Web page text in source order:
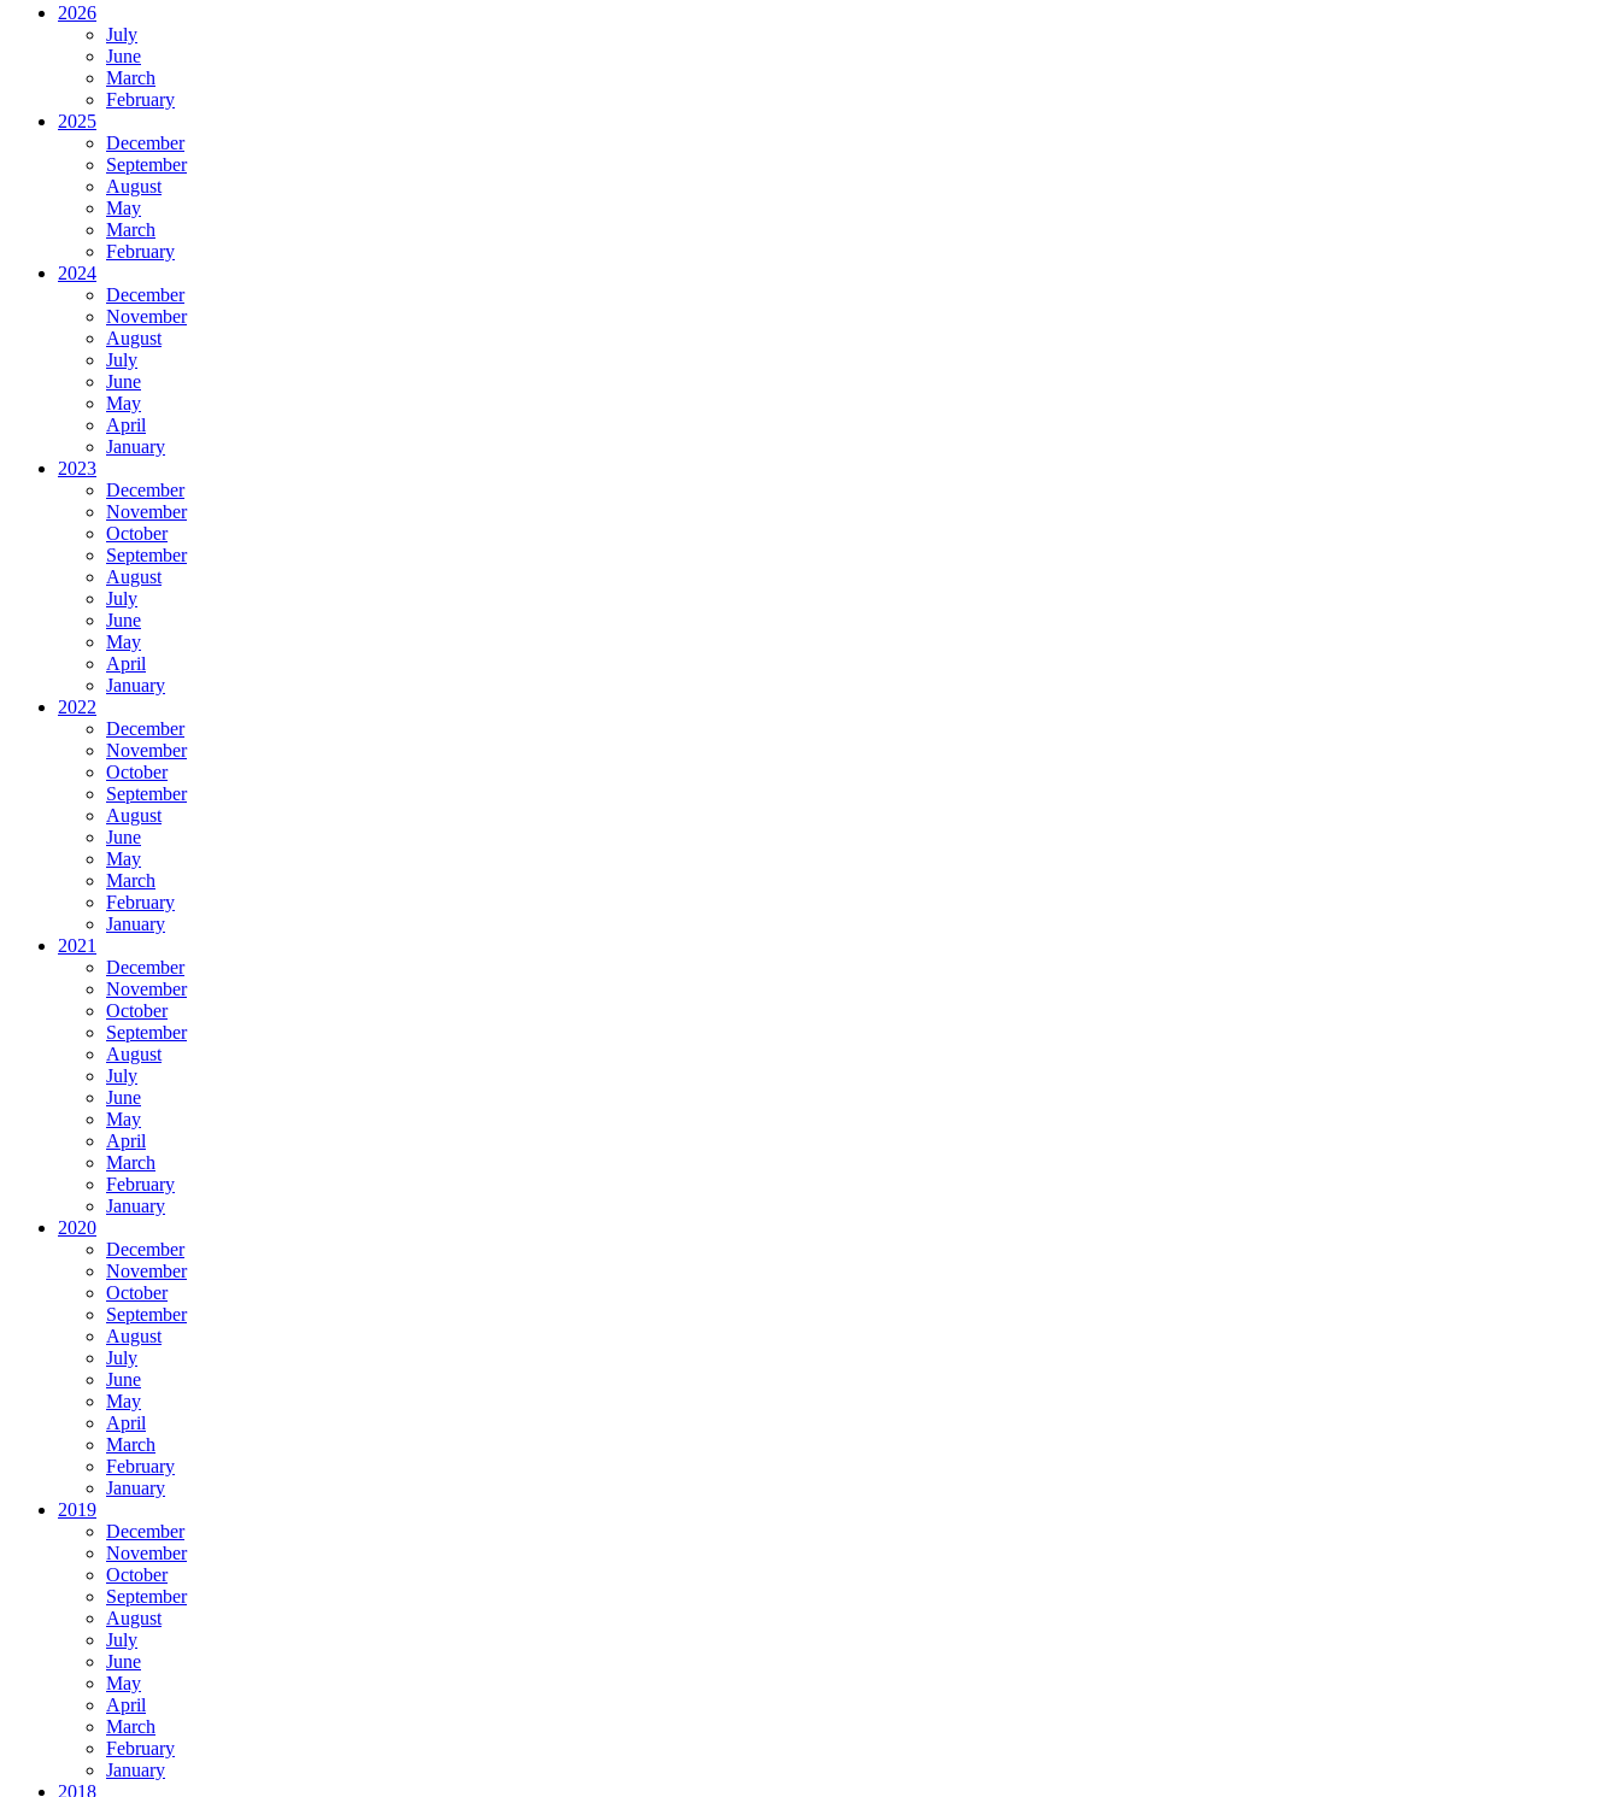
2026
July
June
March
February
2025
December
September
August
May
March
February
2024
December
November
August
July
June
May
April
January
2023
December
November
October
September
August
July
June
May
April
January
2022
December
November
October
September
August
June
May
March
February
January
2021
December
November
October
September
August
July
June
May
April
March
February
January
2020
December
November
October
September
August
July
June
May
April
March
February
January
2019
December
November
October
September
August
July
June
May
April
March
February
January
2018